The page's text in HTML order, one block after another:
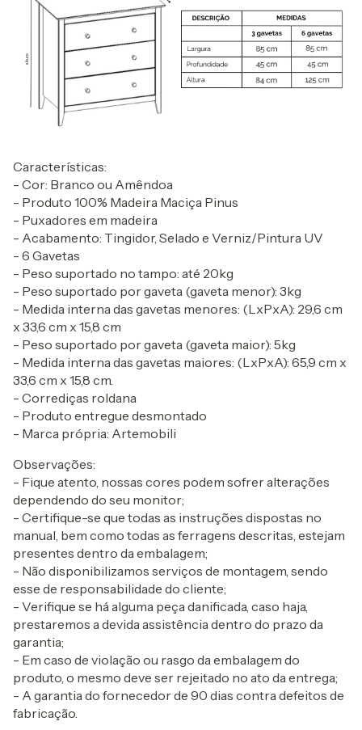
Características:
- Cor: Branco ou Amêndoa
- Produto 100% Madeira Maciça Pinus
- Puxadores em madeira
- Acabamento: Tingidor, Selado e Verniz/Pintura UV
- 6 Gavetas
- Peso suportado no tampo: até 20kg
- Peso suportado por gaveta (gaveta menor): 3kg
- Medida interna das gavetas menores: (LxPxA): 29,6 cm
x 33,6 cm x 15,8 cm
- Peso suportado por gaveta (gaveta maior): 5kg
- Medida interna das gavetas maiores: (LxPxA): 65,9 cm x
33,6 cm x 15,8 cm.
- Corrediças roldana
- Produto entregue desmontado
- Marca própria: Artemobili
Observações:
- Fique atento, nossas cores podem sofrer alterações
dependendo do seu monitor;
- Certifique-se que todas as instruções dispostas no
manual, bem como todas as ferragens descritas, estejam
presentes dentro da embalagem;
- Não disponibilizamos serviços de montagem, sendo
esse de responsabilidade do cliente;
- Verifique se há alguma peça danificada, caso haja,
prestaremos a devida assistência dentro do prazo da
garantia;
- Em caso de violação ou rasgo da embalagem do
produto, o mesmo deve ser rejeitado no ato da entrega;
- A garantia do fornecedor de 90 dias contra defeitos de
fabricação.